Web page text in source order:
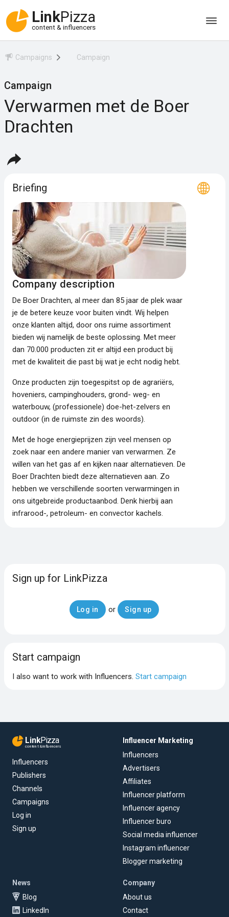
LinkPizza
content & influencers
Campaigns Campaign
Campaign
Verwarmen met de Boer
Drachten
Briefing
Company description
De Boer Drachten, al meer dan 85 jaar de plek waar
je de betere keuze voor buiten vindt. Wij helpen
onze klanten altijd, door ons ruime assortiment
bieden wij namelijk de beste oplossing. Met meer
dan 70.000 producten zit er altijd een product bij
met de kwaliteit die past bij wat je echt nodig hebt.
Onze producten zijn toegespitst op de agrariërs,
hoveniers, campinghouders, grond- weg- en
waterbouw, (professionele) doe-het-zelvers en
outdoor (in de ruimste zin des woords).
Met de hoge energieprijzen zijn veel mensen op
zoek naar een andere manier van verwarmen. Ze
willen van het gas af en kijken naar alternatieven. De
Boer Drachten biedt deze alternatieven aan. Zo
hebben we verschillende soorten verwarmingen in
ons uitgebreide productaanbod. Denk hierbij aan
infrarood-, petroleum- en convector kachels.
Sign up for LinkPizza
Log in or Sign up
Start campaign
I also want to work with Influencers. Start campaign
LinkPizza
content & influencers
Influencers
Publishers
Channels
Campaigns
Log in
Sign up
Influencer Marketing
Influencers
Advertisers
Affiliates
Influencer platform
Influencer agency
Influencer buro
Social media influencer
Instagram influencer
Blogger marketing
News
Blog
LinkedIn
Company
About us
Contact